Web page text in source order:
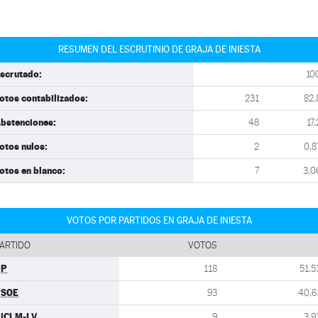
RESUMEN DEL ESCRUTINIO DE GRAJA DE INIESTA
contabilizados: 231
48
nulos: 2
en blanco: 7
VOTOS POR PARTIDOS EN GRAJA DE INIESTA
VOTOS
118
93